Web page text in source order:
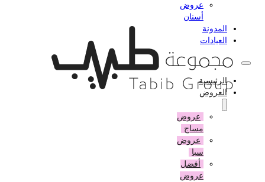
عروض
المدونة
العيادات
الرئيسية
العروض
عروض
عروض
أفضل